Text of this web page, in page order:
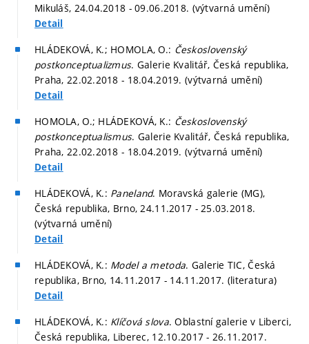
Mikuláš, 24.04.2018 - 09.06.2018. (výtvarná umění)
Detail
HLÁDEKOVÁ, K.; HOMOLA, O.: Československý
postkonceptualizmus. Galerie Kvalitář, Česká republika,
Praha, 22.02.2018 - 18.04.2019. (výtvarná umění)
Detail
HOMOLA, O.; HLÁDEKOVÁ, K.: Československý
postkonceptualismus. Galerie Kvalitář, Česká republika,
Praha, 22.02.2018 - 18.04.2019. (výtvarná umění)
Detail
HLÁDEKOVÁ, K.: Paneland. Moravská galerie (MG),
Česká republika, Brno, 24.11.2017 - 25.03.2018.
(výtvarná umění)
Detail
HLÁDEKOVÁ, K.: Model a metoda. Galerie TIC, Česká
republika, Brno, 14.11.2017 - 14.11.2017. (literatura)
Detail
HLÁDEKOVÁ, K.: Klíčová slova. Oblastní galerie v Liberci,
Česká republika, Liberec, 12.10.2017 - 26.11.2017.